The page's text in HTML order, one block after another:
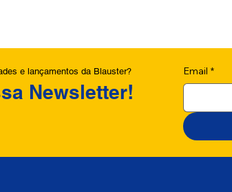
e lançamentos da Blauster?
Newsletter!
Email *